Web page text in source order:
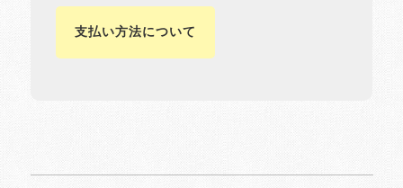
支払い方法について